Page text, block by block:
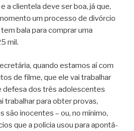
a clientela deve ser boa, já que,
um processo de divórcio
bala para comprar uma
mil.
quando estamos aí com
de filme, que ele vai trabalhar
defesa dos três adolescentes
trabalhar para obter provas,
são inocentes – ou, no mínimo,
que a polícia usou para apontá-